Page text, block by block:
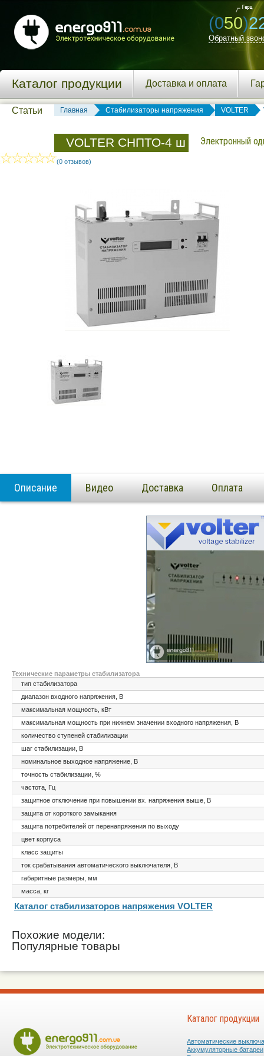
(050)
Обратный
Каталог продукции Доставка и оплата
Статьи Главная Стабилизаторы напряжения VOLTER
VOLTER СНПТО-4 ш Электронный
(0 отзывов)
Описание Видео Доставка Оплата
Технические параметры стабилизатора
тип стабилизатора
диапазон входного напряжения, В
максимальная мощность, кВт
максимальная мощность при нижнем значении входного напряжения, В
количество ступеней стабилизации
шаг стабилизации, В
номинальное выходное напряжение, В
точность стабилизации, %
частота, Гц
защитное отключение при повышении вх. напряжения выше, В
защита от короткого замыкания
защита потребителей от перенапряжения по выходу
цвет корпуса
класс защиты
ток срабатывания автоматического выключателя, В
габаритные размеры, мм
масса, кг
Каталог стабилизаторов напряжения VOLTER
Похожие модели:
Популярные товары
Каталог продукции
Автоматические
Аккумуляторные батареи